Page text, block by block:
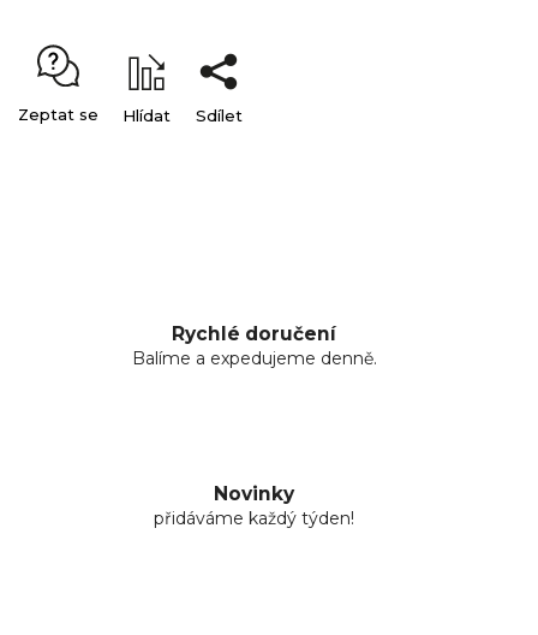
Zeptat se Hlídat Sdílet
Rychlé doručení
Balíme a expedujeme denně.
Novinky
přidáváme každý týden!